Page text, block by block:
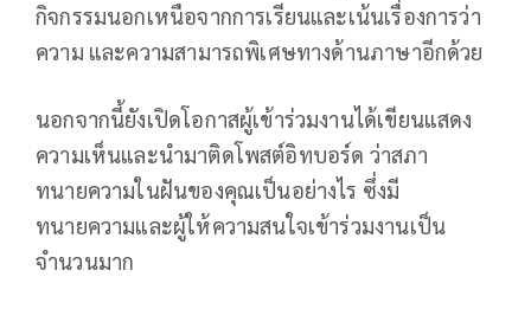
กิจกรรมนอกเหนือจากการเรียนและเน้นเรื่องการว่า
ความ และความสามารถพิเศษทางด้านภาษาอีกด้วย
นอกจากนี้ยังเปิดโอกาสผู้เข้าร่วมงานได้เขียนแสดง
ความเห็นและนำมาติดโพสต์อิทบอร์ด ว่าสภา
ทนายความในฝันของคุณเป็นอย่างไร ซึ่งมี
ทนายความและผู้ให้ความสนใจเข้าร่วมงานเป็น
จำนวนมาก